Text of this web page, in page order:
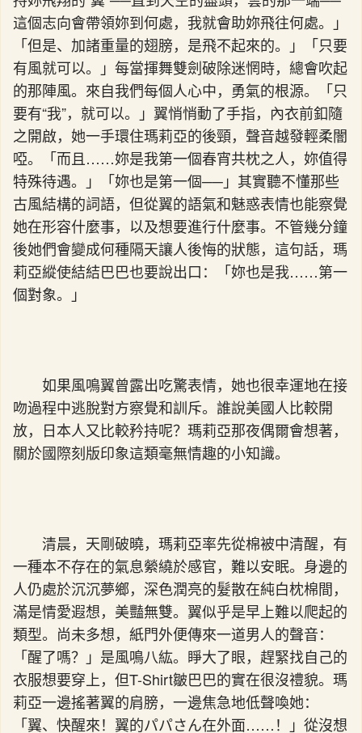
這個志向會帶領妳到何處，我就會助妳飛往何處。」
「但是、加諸重量的翅膀，是飛不起來的。」「只要
有風就可以。」每當揮舞雙劍破除迷惘時，總會吹起
的那陣風。來自我們每個人心中，勇氣的根源。「只
要有“我”，就可以。」翼悄悄動了手指，內衣前釦隨
之開啟，她一手環住瑪莉亞的後頸，聲音越發輕柔闇
啞。「而且……妳是我第一個春宵共枕之人，妳值得
特殊待遇。」「妳也是第一個──」其實聽不懂那些
古風結構的詞語，但從翼的語氣和魅惑表情也能察覺
她在形容什麼事，以及想要進行什麼事。不管幾分鐘
後她們會變成何種隔天讓人後悔的狀態，這句話，瑪
莉亞縱使結結巴巴也要說出口：「妳也是我……第一
個對象。」
如果風鳴翼曾露出吃驚表情，她也很幸運地在接
吻過程中逃脫對方察覺和訓斥。誰說美國人比較開
放，日本人又比較矜持呢？瑪莉亞那夜偶爾會想著，
關於國際刻版印象這類毫無情趣的小知識。
清晨，天剛破曉，瑪莉亞率先從棉被中清醒，有
一種本不存在的氣息縈繞於感官，難以安眠。身邊的
人仍處於沉沉夢鄉，深色潤亮的髮散在純白枕棉間，
滿是情愛遐想，美豔無雙。翼似乎是早上難以爬起的
類型。尚未多想，紙門外便傳來一道男人的聲音：
「醒了嗎？」是風鳴八紘。睜大了眼，趕緊找自己的
衣服想要穿上，但T-Shirt皺巴巴的實在很沒禮貌。瑪
莉亞一邊搖著翼的肩膀，一邊焦急地低聲喚她：
「翼、快醒來！翼的パパさん在外面……！」從沒想